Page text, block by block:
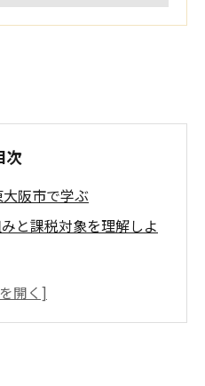
次
阪市で学ぶ
と課税対象を理解しよ
金はどんな特徴がある